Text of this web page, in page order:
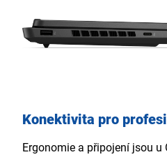
Konektivita pro
Ergonomie a připojení jsou u